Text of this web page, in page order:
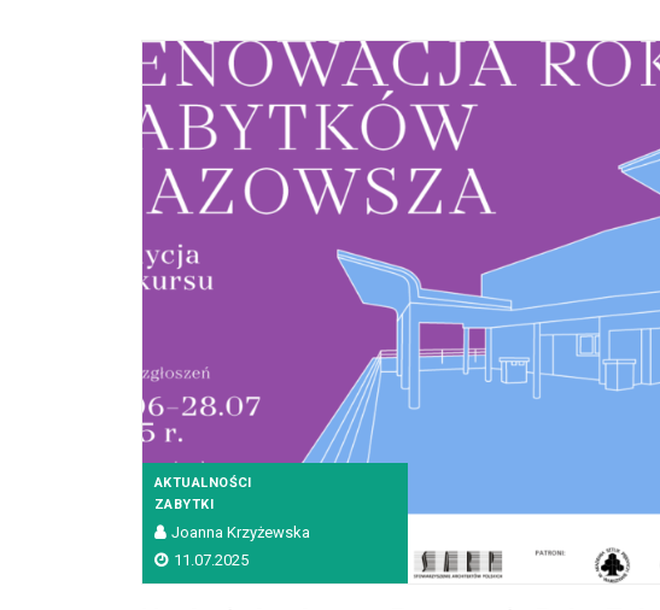
AKTUALNOŚCI
ZABYTKI
Joanna Krzyżewska
11.07.2025